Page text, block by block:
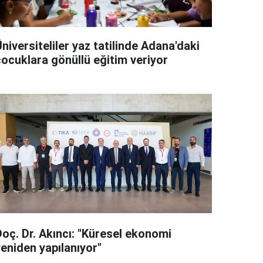
yaz tatilinde Adana'daki
gönüllü eğitim veriyor
Dr. Akıncı: "Küresel ekonomi
yapılanıyor"